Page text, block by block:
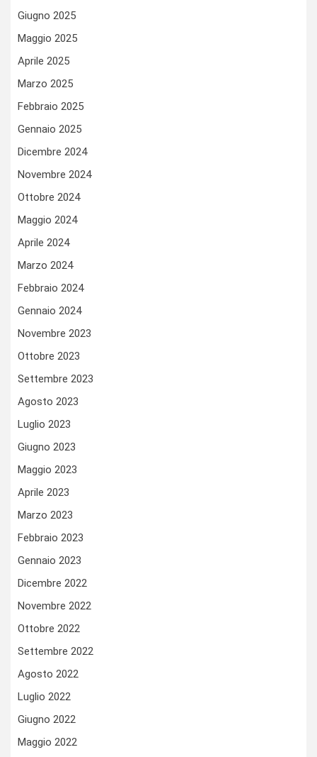
Giugno 2025
Maggio 2025
Aprile 2025
Marzo 2025
Febbraio 2025
Gennaio 2025
Dicembre 2024
Novembre 2024
Ottobre 2024
Maggio 2024
Aprile 2024
Marzo 2024
Febbraio 2024
Gennaio 2024
Novembre 2023
Ottobre 2023
Settembre 2023
Agosto 2023
Luglio 2023
Giugno 2023
Maggio 2023
Aprile 2023
Marzo 2023
Febbraio 2023
Gennaio 2023
Dicembre 2022
Novembre 2022
Ottobre 2022
Settembre 2022
Agosto 2022
Luglio 2022
Giugno 2022
Maggio 2022